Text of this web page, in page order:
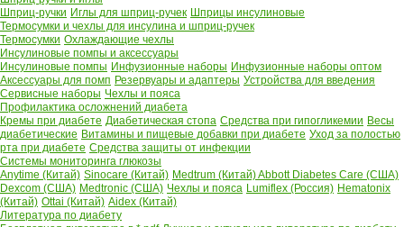
Шприц-ручки Иглы для шприц-ручек Шприцы инсулиновые
Термосумки и чехлы для инсулина и шприц-ручек
Термосумки Охлаждающие чехлы
Инсулиновые помпы и аксессуары
Инсулиновые помпы Инфузионные наборы Инфузионные наборы оптом
Аксессуары для помп Резервуары и адаптеры Устройства для введения
Сервисные наборы Чехлы и пояса
Профилактика осложнений диабета
Кремы при диабете Диабетическая стопа Средства при гипогликемии Весы
диабетические Витамины и пищевые добавки при диабете Уход за полостью
рта при диабете Средства защиты от инфекции
Системы мониторинга глюкозы
Anytime (Китай) Sinocare (Китай) Medtrum (Китай)Abbott Diabetes Care (США)
Dexcom (США) Medtronic (США) Чехлы и пояса Lumiflex (Россия) Hematonix
(Китай) Ottai (Китай) Aidex (Китай)
Литература по диабету